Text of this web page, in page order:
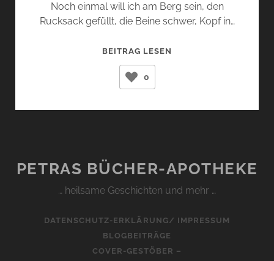
Noch einmal will ich am Berg sein, den
Rucksack gefüllt, die Beine schwer, Kopf in…
BEITRAG LESEN
0
PETRAS BÜCHER-APOTHEKE
… heilsame Geschichten und mehr …
DATENSCHUTZ-ERKLÄRUNG/ IMPRESSUM
BLOGBEITRÄGE
COVER-GESTÖBER –